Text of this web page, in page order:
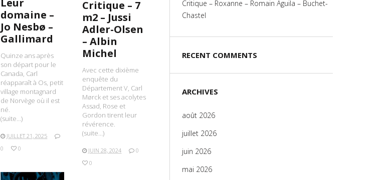
Leur
domaine –
Jo Nesbø –
Gallimard
Quinze ans après
son départ pour le
Canada, Carl
réapparaît à Os, petit
village montagnard
de Norvège où il est
né.
(suite…)
JUILLET 21, 2025
0
0
Critique – 7
m2 – Jussi
Adler-Olsen
– Albin
Michel
Avec cette dixième
enquête du
Département V, Carl
Mørck et ses acolytes
Assad, Rose et
Gordon tirent leur
révérence.
(suite…)
JUIN 28, 2024
0
0
Critique – Roxanne – Romain Aguila – Buchet-
Chastel
RECENT COMMENTS
ARCHIVES
août 2026
juillet 2026
juin 2026
mai 2026